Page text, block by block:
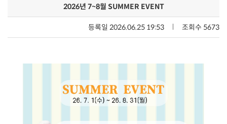
2026년 7~8월 SUMMER EVENT
등록일 2026.06.25 19:53 조회수 5673